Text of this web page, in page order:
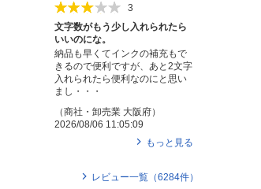
3
文字数がもう少し入れられたら
いいのにな。
納品も早くてインクの補充もで
きるので便利ですが、あと2文字
入れられたら便利なのにと思い
まし・・・
（商社・卸売業 大阪府）
2026/08/06 11:05:09
もっと見る
レビュー一覧（6284件）